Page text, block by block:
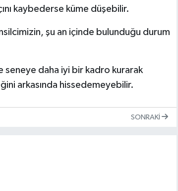
kaybederse küme düşebilir.
şu an içinde bulunduğu durum
seneye daha iyi bir kadro kurarak
arkasında hissedemeyebilir.
SONRAKI